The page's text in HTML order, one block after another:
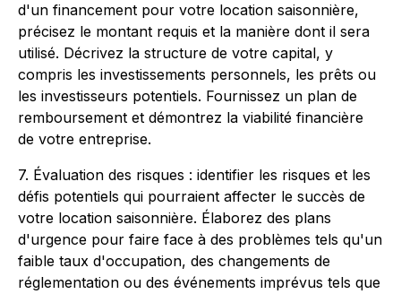
d'un financement pour votre location saisonnière,
précisez le montant requis et la manière dont il sera
utilisé. Décrivez la structure de votre capital, y
compris les investissements personnels, les prêts ou
les investisseurs potentiels. Fournissez un plan de
remboursement et démontrez la viabilité financière
de votre entreprise.
7. Évaluation des risques : identifier les risques et les
défis potentiels qui pourraient affecter le succès de
votre location saisonnière. Élaborez des plans
d'urgence pour faire face à des problèmes tels qu'un
faible taux d'occupation, des changements de
réglementation ou des événements imprévus tels que